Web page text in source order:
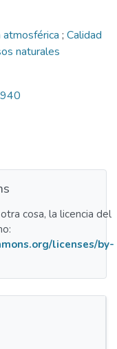
atmosférica ; Calidad
naturales
cosa, la licencia del
licenses/by-